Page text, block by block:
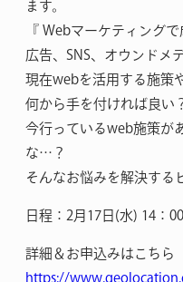
ます。
『 Webマーケティング
広告、SNS、オウンドメ
現在webを活用する施策
何から手を付ければ良い
今行っているweb施策が
な…？
そんなお悩みを解決する
日程：2月17日(水) 14：
詳細＆お申込みはこちら
https://